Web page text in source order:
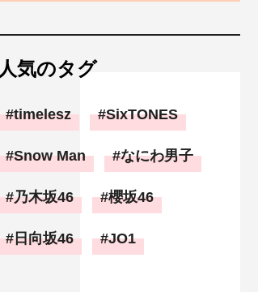
人気のタグ
timelesz SixTONES
Snow Man なにわ男子
乃木坂46 櫻坂46
日向坂46 JO1